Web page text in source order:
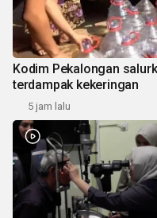
Kodim Pekalongan
terdampak kekeringan
5 jam lalu